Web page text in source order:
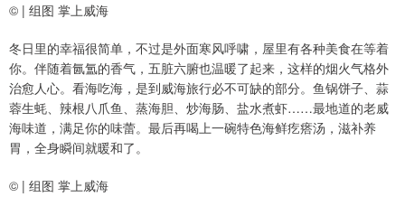
© | 组图 掌上威海
冬日里的幸福很简单，不过是外面寒风呼啸，屋里有各种美食在等着
你。伴随着氤氲的香气，五脏六腑也温暖了起来，这样的烟火气格外
治愈人心。看海吃海，是到威海旅行必不可缺的部分。鱼锅饼子、蒜
蓉生蚝、辣根八爪鱼、蒸海胆、炒海肠、盐水煮虾……最地道的老威
海味道，满足你的味蕾。最后再喝上一碗特色海鲜疙瘩汤，滋补养
胃，全身瞬间就暖和了。
© | 组图 掌上威海